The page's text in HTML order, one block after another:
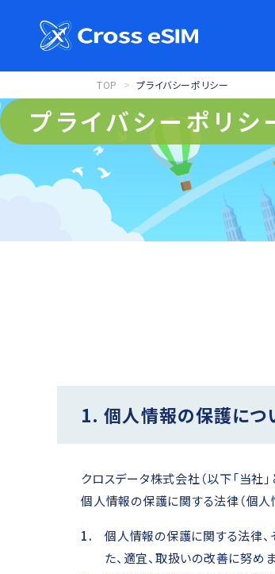
TOP プライバシーポリシー
プライバシーポリシ
1. 個人情報の保護につ
クロスデータ株式会社（以下「当社
個人情報の保護に関する法律（個人
個人情報の保護に関する法律
た、適宜、取扱いの改善に努めま